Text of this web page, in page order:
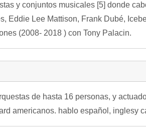
y conjuntos musicales [5] donde
Eddie Lee Mattison, Frank Dubé,
(2008- 2018 ) con Tony Palacin.
de hasta 16 personas, y
americanos. hablo español, inglesy